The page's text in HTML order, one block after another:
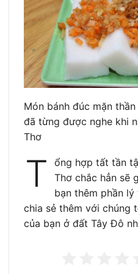
Món bánh đúc mặn
đã từng được nghe khi
Thơ
T
ổng hợp tất tần
Thơ chắc hẳn sẽ
bạn thêm phần
chia sẻ thêm với chúng
của bạn ở đất Tây Đô